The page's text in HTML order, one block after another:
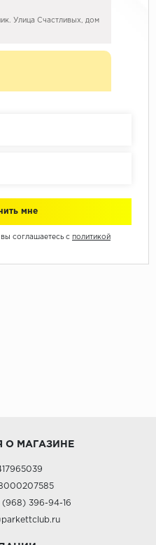
Улица Счастливых, дом
соглашаетесь с политикой
О МАГАЗИНЕ
(968) 396-94-16